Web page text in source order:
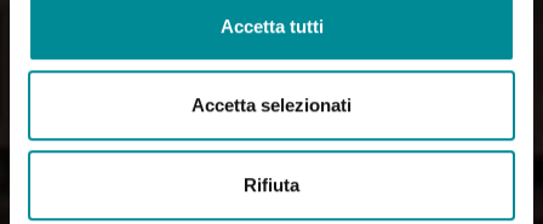
Accetta tutti
Accetta selezionati
Rifiuta